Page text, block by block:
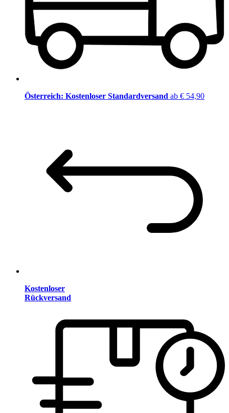
Österreich: Kostenloser Standardversand ab € 54,90
Kostenloser
Rückversand